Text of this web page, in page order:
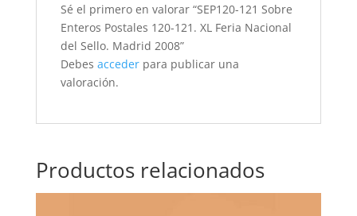
Sé el primero en valorar “SEP120-121 Sobre
Enteros Postales 120-121. XL Feria Nacional
del Sello. Madrid 2008”
Debes accederpara publicar una
valoración.
Productos relacionados